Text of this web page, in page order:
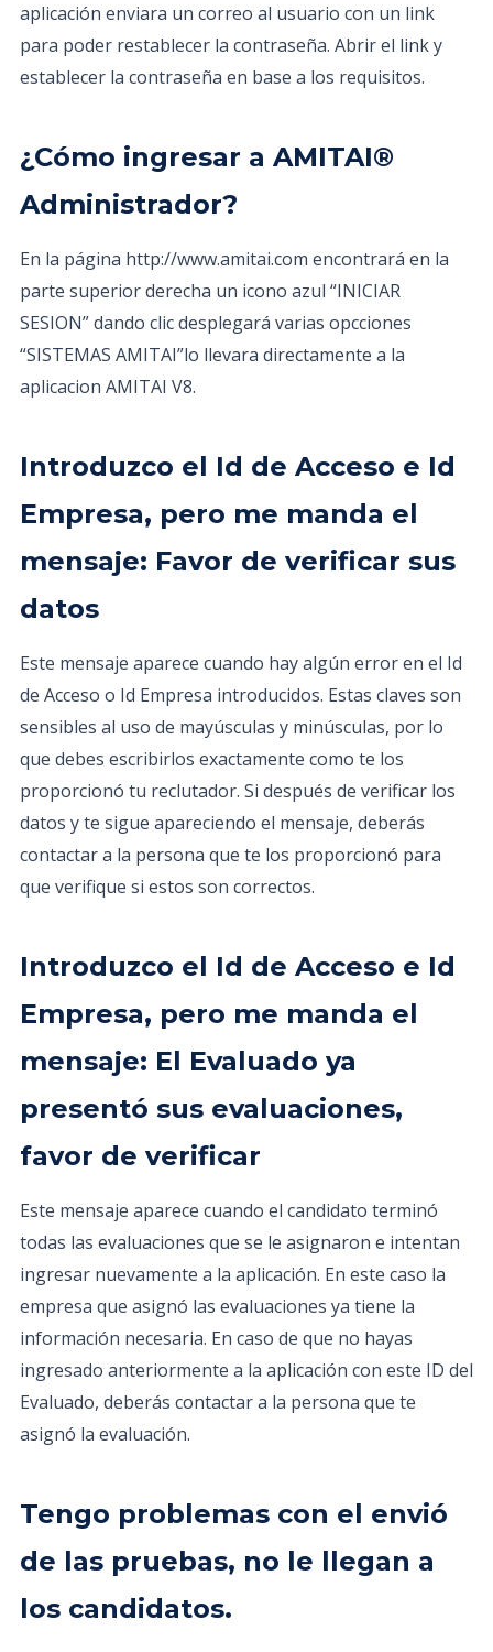
aplicación enviara un correo al usuario con un link
para poder restablecer la contraseña. Abrir el link y
establecer la contraseña en base a los requisitos.
¿Cómo ingresar a AMITAI®
Administrador?
En la página http://www.amitai.com encontrará en la
parte superior derecha un icono azul “INICIAR
SESION” dando clic desplegará varias opcciones
“SISTEMAS AMITAI”lo llevara directamente a la
aplicacion AMITAI V8.
Introduzco el Id de Acceso e Id
Empresa, pero me manda el
mensaje: Favor de verificar sus
datos
Este mensaje aparece cuando hay algún error en el Id
de Acceso o Id Empresa introducidos. Estas claves son
sensibles al uso de mayúsculas y minúsculas, por lo
que debes escribirlos exactamente como te los
proporcionó tu reclutador. Si después de verificar los
datos y te sigue apareciendo el mensaje, deberás
contactar a la persona que te los proporcionó para
que verifique si estos son correctos.
Introduzco el Id de Acceso e Id
Empresa, pero me manda el
mensaje: El Evaluado ya
presentó sus evaluaciones,
favor de verificar
Este mensaje aparece cuando el candidato terminó
todas las evaluaciones que se le asignaron e intentan
ingresar nuevamente a la aplicación. En este caso la
empresa que asignó las evaluaciones ya tiene la
información necesaria. En caso de que no hayas
ingresado anteriormente a la aplicación con este ID del
Evaluado, deberás contactar a la persona que te
asignó la evaluación.
Tengo problemas con el envió
de las pruebas, no le llegan a
los candidatos.